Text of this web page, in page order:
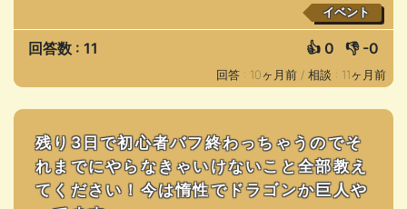
イベント
回答数 : 11 👍 0 👎 -0
回答 : 10ヶ月前 / 相談 : 11ヶ月前
残り3日で初心者バフ終わっちゃうのでそ
れまでにやらなきゃいけないこと全部教え
てください！今は惰性でドラゴンか巨人や